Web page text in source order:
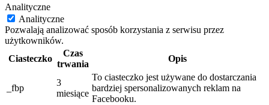
Analityczne
Analityczne
Pozwalają analizować sposób korzystania z serwisu przez
użytkowników.
Ciasteczko
Czas
trwania
Opis
_fbp
3
miesiące
To ciasteczko jest używane do dostarczania
bardziej spersonalizowanych reklam na
Facebooku.